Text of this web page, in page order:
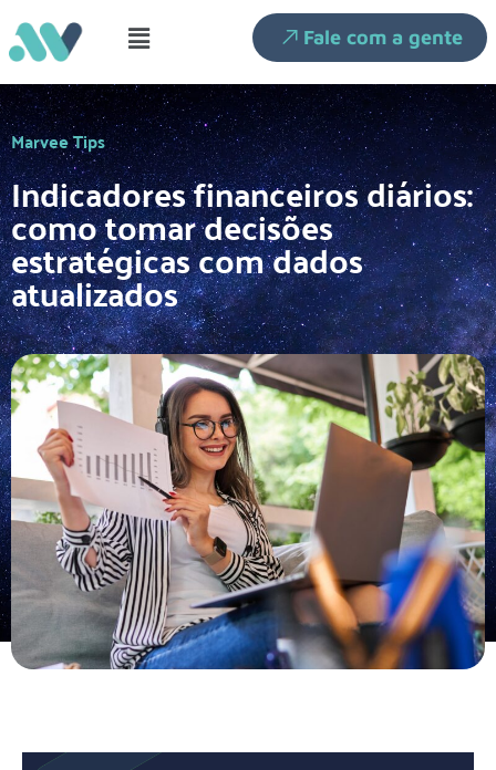
Fale com a gente
Marvee Tips
Indicadores financeiros diários:
como tomar decisões
estratégicas com dados
atualizados